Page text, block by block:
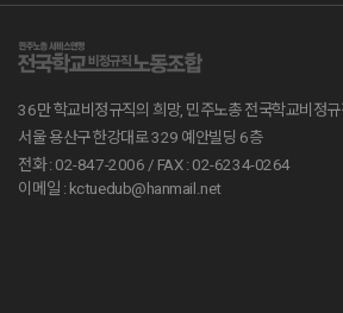
전교조
공무원노조
진보당
36만 학교비정규직의 희망, 민주노총 전국학교비정
서울 용산구 한강대로 329 예안빌딩 6층
전화 : 02-847-2006 / FAX : 02-6234-0264
이메일 : kctuedub@hanmail.net